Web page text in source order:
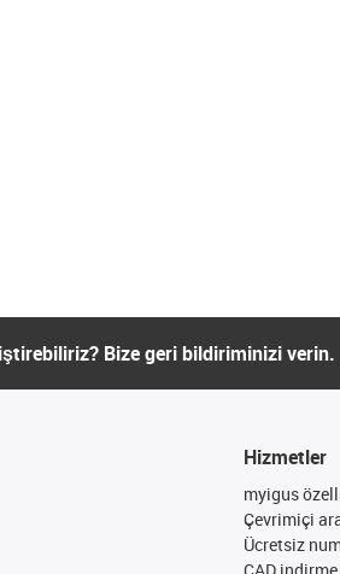
Bize geri bildiriminizi verin.
Hizmetler
myigus
Çevrimiçi
Ücretsiz